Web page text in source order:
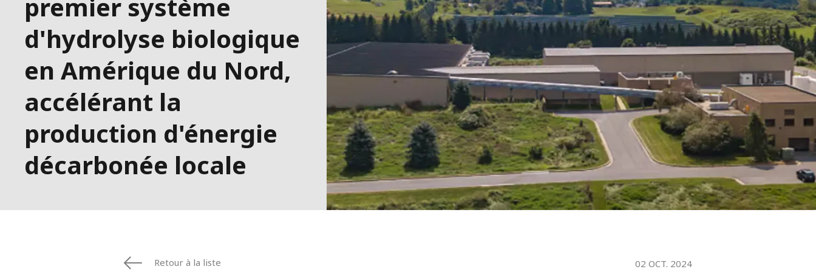
FINLANDE
FRANCE
IRLANDE
ITALIE
POLOGNE
ROYAUME UNI
SUÈDE
OTV
WESTGARTH
WHITTIER
premier système
d'hydrolyse biologique
en Amérique du Nord,
accélérant la
production d'énergie
décarbonée locale
Retour à la liste 02 OCT. 2024